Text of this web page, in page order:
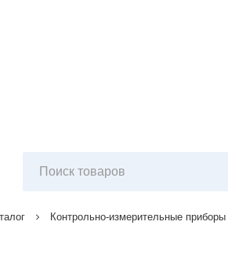
Контрольно-измерительные